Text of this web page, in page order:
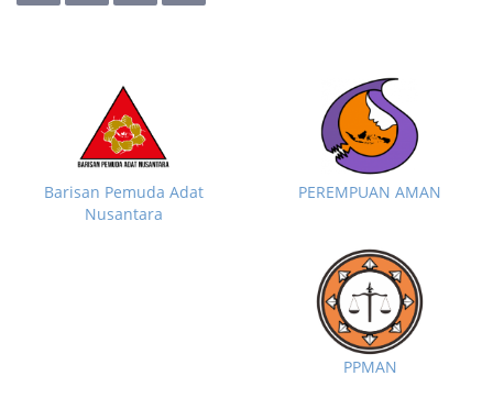
Barisan Pemuda Adat
Nusantara
PEREMPUAN AMAN
PPMAN